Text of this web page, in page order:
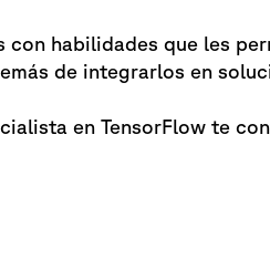
con habilidades que les
de integrarlos en
en TensorFlow te